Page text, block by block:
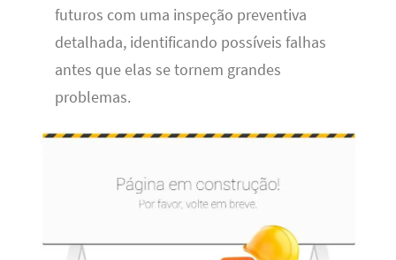
futuros com uma inspeção preventiva
detalhada, identificando possíveis falhas
antes que elas se tornem grandes
problemas.